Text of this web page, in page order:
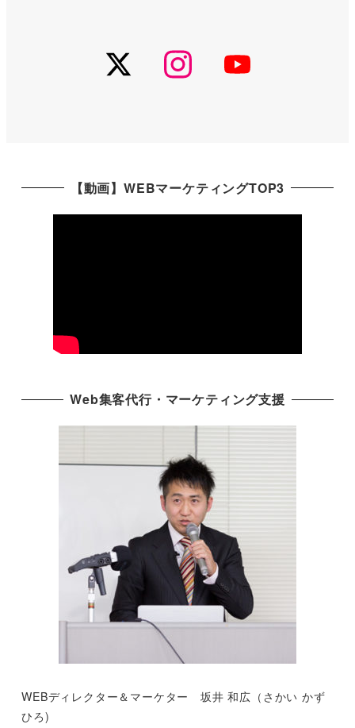
TwitterInstagram
【動画】WEBマーケティングTOP3
Web集客代行・マーケティング支援
WEBディレクター＆マーケター 坂井 和広（さかい かず
ひろ)